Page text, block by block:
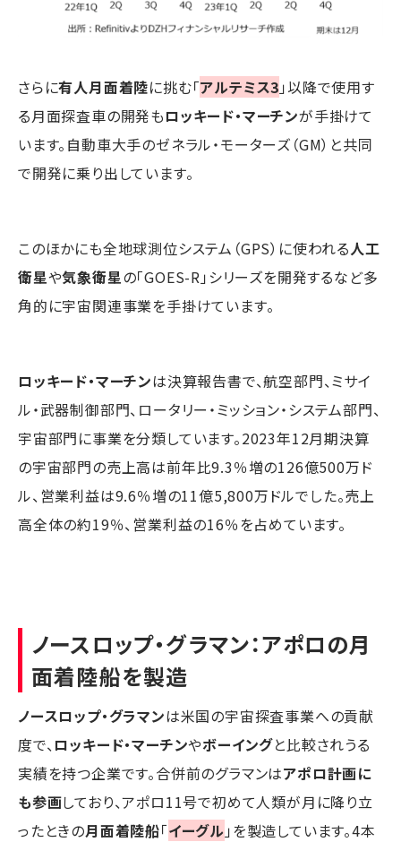
さらに有人月面着陸に挑む「アルテミス3 」以降で使用す
る月面探査車の開発もロッキード・マーチンが手掛けて
います。自動車大手のゼネラル・モーターズ（GM）と共同
で開発に乗り出しています。
このほかにも全地球測位システム（GPS）に使われる人工
衛星や気象衛星の「GOES-R」シリーズを開発するなど多
角的に宇宙関連事業を手掛けています。
ロッキード・マーチンは決算報告書で、航空部門、ミサイ
ル・武器制御部門、ロータリー・ミッション・システム部門、
宇宙部門に事業を分類しています。2023年12月期決算
の宇宙部門の売上高は前年比9.3％増の126億500万ド
ル、営業利益は9.6％増の11億5,800万ドルでした。売上
高全体の約19％、営業利益の16％を占めています。
ノースロップ・グラマン：アポロの月
面着陸船を製造
ノースロップ・グラマンは米国の宇宙探査事業への貢献
度で、ロッキード・マーチンやボーイングと比較されうる
実績を持つ企業です。合併前のグラマンはアポロ計画に
も参画しており、アポロ11号で初めて人類が月に降り立
ったときの月面着陸船「イーグル 」を製造しています。4本